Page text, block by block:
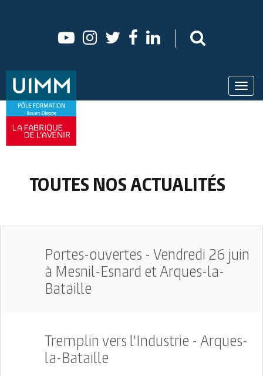
TOUTES NOS ACTUALITÉS
Portes-ouvertes - Vendredi 26 juin
à Mesnil-Esnard et Arques-la-
Bataille
Tremplin vers l'Industrie - Arques-
la-Bataille